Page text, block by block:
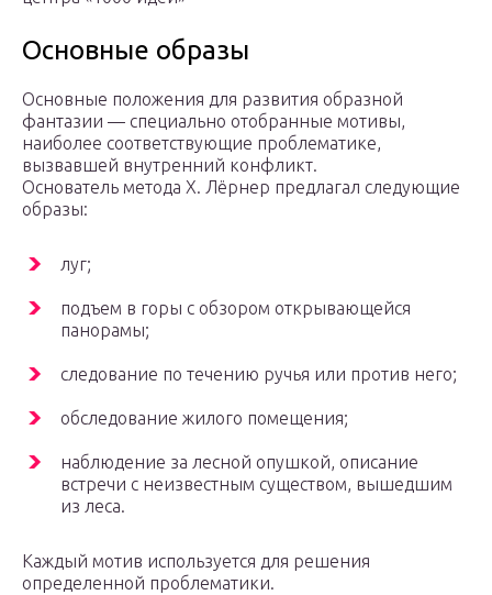
Основные образы
Основные положения для развития образной
фантазии — специально отобранные мотивы,
наиболее соответствующие проблематике,
вызвавшей внутренний конфликт.
Основатель метода Х. Лёрнер предлагал следующие
образы:
луг;
подъем в горы с обзором открывающейся
панорамы;
следование по течению ручья или против него;
обследование жилого помещения;
наблюдение за лесной опушкой, описание
встречи с неизвестным существом, вышедшим
из леса.
Каждый мотив используется для решения
определенной проблематики.